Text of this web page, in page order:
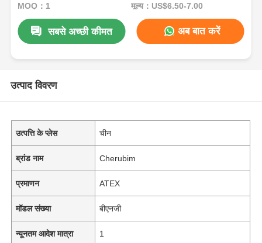
MOQ：1 मूल्य：US$6.50-7.00
सबसे अच्छी कीमत अब बात करें
उत्पाद विवरण
उत्पत्ति के प्लेस चीन
ब्रांड नाम Cherubim
प्रमाणन ATEX
मॉडल संख्या बीएनजी
न्यूनतम आदेश मात्रा 1